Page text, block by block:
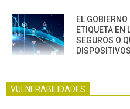
EL GOBIERNO
ETIQUETA EN
SEGUROS O
VULNERABILIDADES